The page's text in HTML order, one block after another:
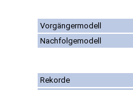
Vorgängermodell
Nachfolgemodell
Rekorde